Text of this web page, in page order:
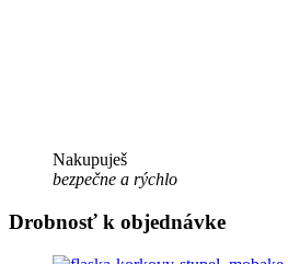
Nakupuješ
bezpečne a rýchlo
Drobnosť k objednávke